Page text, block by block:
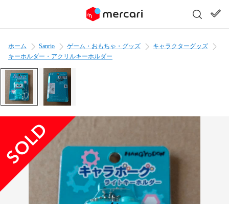
ホーム Sanrio ゲーム・おもちゃ・グッズ
キャラクターグッズ
キーホルダー・アクリルキーホルダー